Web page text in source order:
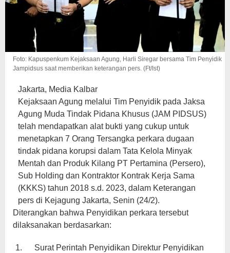
Foto: Kapuspenkum Kejaksaan Agung, Harli Siregar bersama Tim Penyidik
Jampidsus saat memberikan keterangan pers. (Ft/Ist)
Jakarta, Media Kalbar
Kejaksaan Agung melalui Tim Penyidik pada Jaksa
Agung Muda Tindak Pidana Khusus (JAM PIDSUS)
telah mendapatkan alat bukti yang cukup untuk
menetapkan 7 Orang Tersangka perkara dugaan
tindak pidana korupsi dalam Tata Kelola Minyak
Mentah dan Produk Kilang PT Pertamina (Persero),
Sub Holding dan Kontraktor Kontrak Kerja Sama
(KKKS) tahun 2018 s.d. 2023, dalam Keterangan
pers di Kejagung Jakarta, Senin (24/2).
Diterangkan bahwa Penyidikan perkara tersebut
dilaksanakan berdasarkan:
1. Surat Perintah Penyidikan Direktur Penyidikan